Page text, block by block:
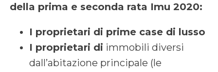
della prima e seconda rata Imu 2020:
I proprietari di prime case di lusso
I proprietari di immobili diversi
dall’abitazione principale (le